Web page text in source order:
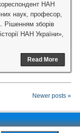
НАН
наук, професор,
Рішенням зборів
НАН України»,
Read More
Newer posts »